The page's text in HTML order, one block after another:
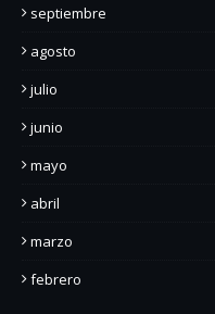
septiembre
agosto
julio
junio
mayo
abril
marzo
febrero